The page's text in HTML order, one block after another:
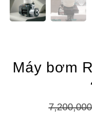
Máy bơm